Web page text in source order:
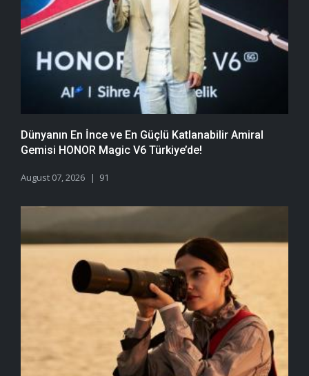
Dünyanın En İnce ve En Güçlü Katlanabilir Amiral
Gemisi HONOR Magic V6 Türkiye’de!
August 07, 2026 91